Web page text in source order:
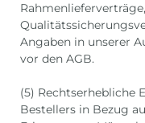
Rahmenlieferverträge,
Angaben in unserer
vor den AGB.
(5) Rechtserhebliche
Bestellers in Bezug